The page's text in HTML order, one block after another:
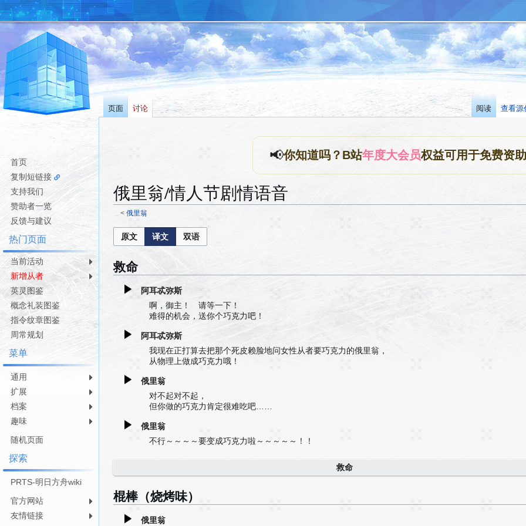
📢你知道吗？B站年度大会员权益可用于免费资
俄里翁/情人节剧情语音
< 俄里翁
转
到
导
转
到
搜
原文 译文 双语
救命
阿耳忒弥斯
啊，御主！ 请等一下！
难得的机会，送你个巧克力吧！
阿耳忒弥斯
我现在正打算去把那个死皮赖脸地问女性从者要巧克力的俄里翁，
从物理上做成巧克力哦！
俄里翁
对不起对不起，
但你做的巧克力肯定很难吃吧……
俄里翁
不行～～～～要变成巧克力啦～～～～～！！
救命
棍棒（烧烤味）
俄里翁
页面 讨论 阅读 查看源
首页
复制短链接
支持我们
赞助者一览
反馈与建议
热门页面
当前活动
新增从者
英灵图鉴
概念礼装图鉴
指令纹章图鉴
周常规划
菜单
通用
扩展
档案
趣味
随机页面
探索
PRTS-明日方舟wiki
官方网站
友情链接